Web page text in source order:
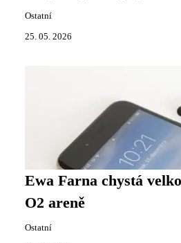
Ostatní
25. 05. 2026
Ewa Farna chystá
O2 areně
Ostatní